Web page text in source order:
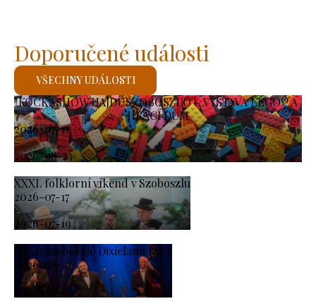
KOCKASHOW HAJDÚSZOBOSZLÓ – VÝSTAVA LEGO® A
HRACÍ DŮM
2026-07-11
-
2026-08-23
XXXI. folklorní víkend v Szoboszlu
2026-07-17
-
2026-07-19
XXXI. Szoboszló Dixieland Days
2026-08-21
-
2026-08-23
Doporučené události
VŠECHNY UDÁLOSTI